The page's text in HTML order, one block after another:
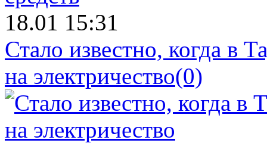
18.01 15:31
Стало известно, когда в
на электричество(0)